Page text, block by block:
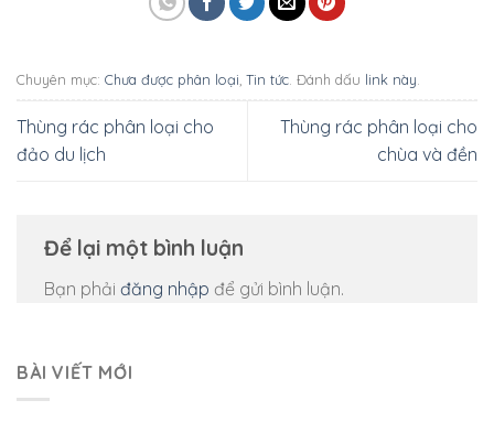
Chuyên mục: Chưa được phân loại, Tin tức. Đánh dấu link này.
Thùng rác phân loại cho
đảo du lịch
Thùng rác phân loại cho
chùa và đền
Để lại một bình luận
Bạn phải đăng nhập để gửi bình luận.
BÀI VIẾT MỚI